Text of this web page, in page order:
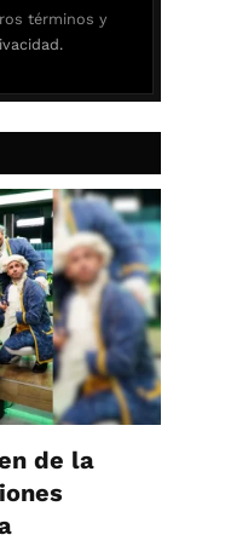
términos y
de la